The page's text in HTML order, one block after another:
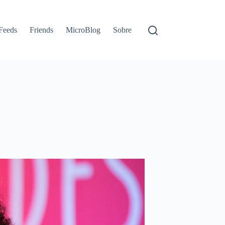
Friends MicroBlog Sobre